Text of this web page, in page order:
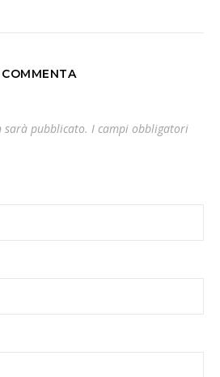
COMMENTA
pubblicato. I campi obbligatori